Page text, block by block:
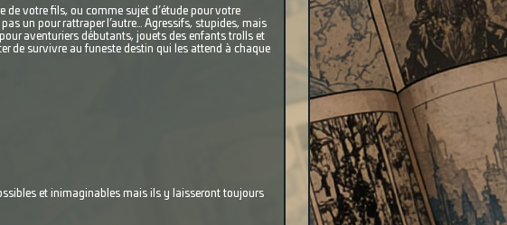
de votre fils, ou comme sujet d’étude pour votre
un pour rattraper l’autre… Agressifs, stupides, mais
aventuriers débutants, jouets des enfants trolls et
de survivre au funeste destin qui les attend à chaque
et inimaginables mais ils y laisseront toujours